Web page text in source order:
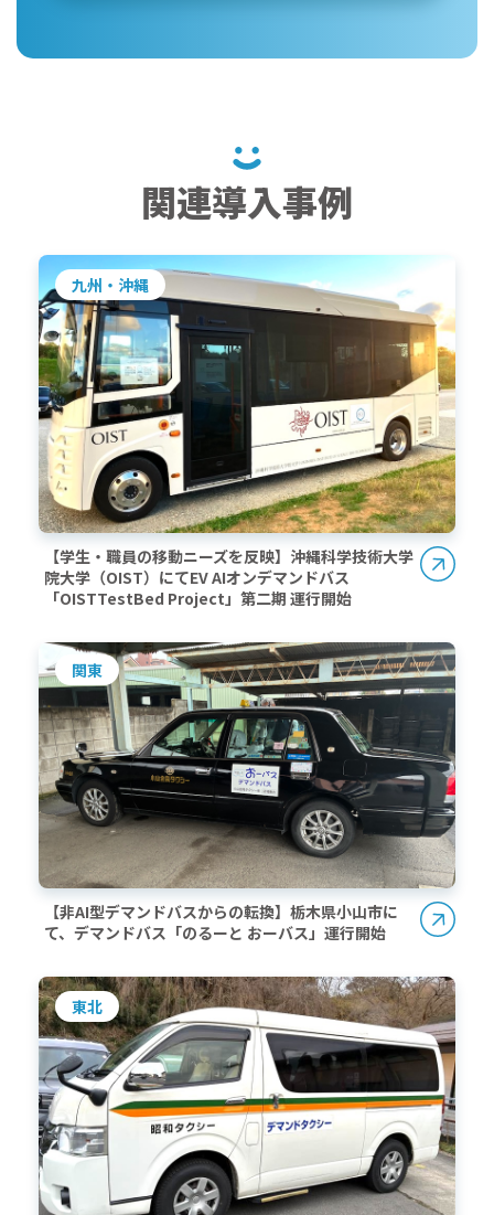
関連導入事例
九州・沖縄
【学生・職員の移動ニーズを反映】沖縄科学技術大学
院大学（OIST）にてEV AIオンデマンドバス
「OISTTestBed Project」第二期 運行開始
関東
【非AI型デマンドバスからの転換】栃木県小山市に
て、デマンドバス「のるーと おーバス」運行開始
東北